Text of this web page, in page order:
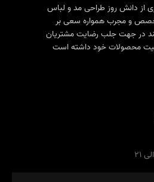
از دانش روز طراحی مد و لباس
و مجرب همواره سعی بر
در جهت جلب رضایت مشتریان
محصولات خود داشته است